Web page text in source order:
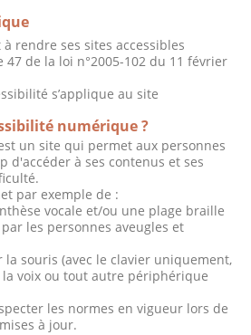
à rendre ses sites accessibles
47 de la loi n°2005-102 du 11 février
s’applique au site
numérique ?
un site qui permet aux personnes
d'accéder à ses contenus et ses
par exemple de :
vocale et/ou une plage braille
les personnes aveugles et
souris (avec le clavier uniquement,
voix ou tout autre périphérique
les normes en vigueur lors de
à jour.